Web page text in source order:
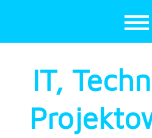
IT,